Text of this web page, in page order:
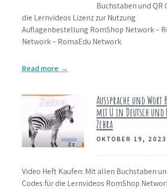
Buchstaben und QR
die Lernvideos Lizenz zur Nutzung
Auflagenbestellung RomShop Network –
Network – RomaEdu Network
Read more →
Aussprache und Wort
mit U in Deutsch und
Zebra
OKTOBER 19, 2023
Video Heft Kaufen: Mit allen Buchstaben
Codes für die Lernvideos RomShop